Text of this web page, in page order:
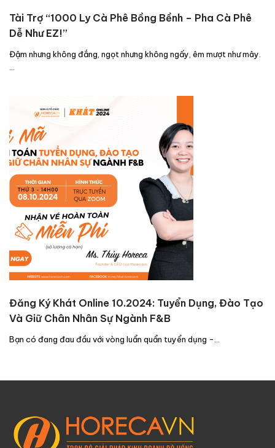
Tài Trợ “1000 Ly Cà Phê Bồng Bềnh – Pha Cà Phê
Dễ Như EZ!”
Đậm nhưng không đắng, ngọt nhưng không ngấy, êm mượt như mây.
Đăng Ký Khát Online 10.2024: Tuyển Dụng, Đào Tạo
Và Giữ Chân Nhân Sự Ngành F&B
Bạn có đang đau đầu với vòng luẩn quẩn tuyển dụng -…